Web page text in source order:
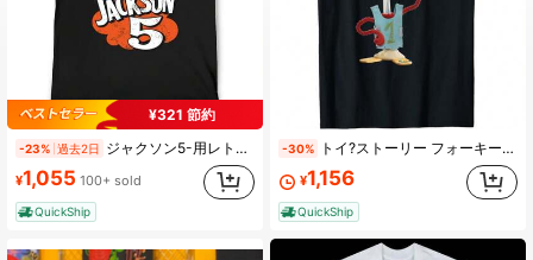
¥321 節約
-23% 過去2日 ジャクソン5-用レトロヴィンテージ漫画Tシャツ,1970sユーズド加工グラフィック,カワイイ服,スウェットシャツ,スウェットシャツ
¥1,055 100+ sold
QuickShip
-30% トイ?ストーリー フォーキー バスケットボール Tシャツ
¥1,156
QuickShip